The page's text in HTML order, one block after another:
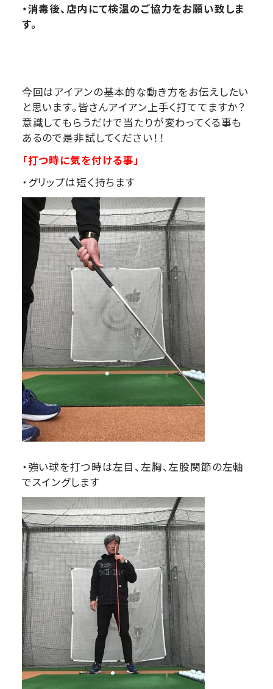
・消毒後、店内にて検温のご協力をお願い致しま
す。
今回はアイアンの基本的な動き方をお伝えしたい
と思います。皆さんアイアン上手く打ててますか？
意識してもらうだけで当たりが変わってくる事も
あるので是非試してください！！
「打つ時に気を付ける事」
・グリップは短く持ちます
・強い球を打つ時は左目、左胸、左股関節の左軸
でスイングします